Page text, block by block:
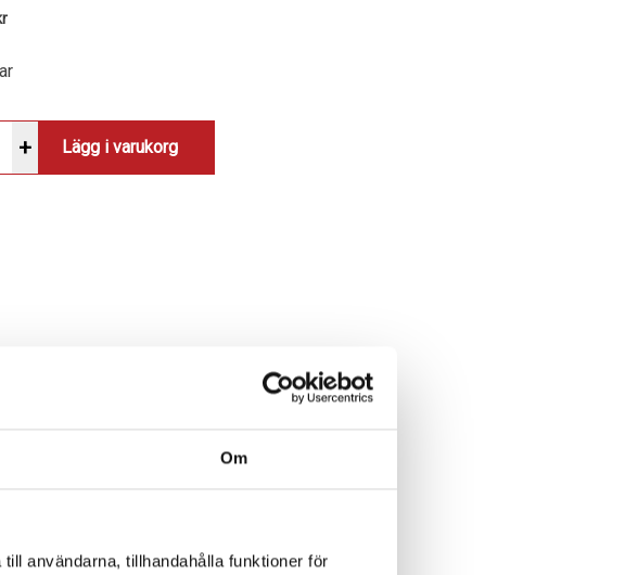
Om
användarna, tillhandahålla funktioner för
+ Lägg i varukorg